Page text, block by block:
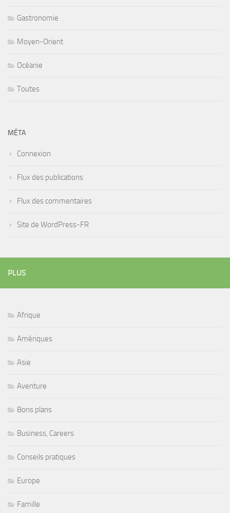
Gastronomie
Moyen-Orient
Océanie
Toutes
MÉTA
Connexion
Flux des publications
Flux des commentaires
Site de WordPress-FR
PLUS
Afrique
Amériques
Asie
Aventure
Bons plans
Business, Careers
Conseils pratiques
Europe
Famille